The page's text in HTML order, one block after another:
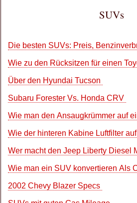
SUVs
Die besten SUVs: Preis,
Wie zu den Rücksitzen für einen
Über den Hyundai Tucson
Subaru Forester Vs. Honda CRV
Wie man den Ansaugkrümmer auf
Wie der hinteren Kabine Luftfilter
Wer macht den Jeep Liberty Diesel
Wie man ein SUV konvertieren Als
2002 Chevy Blazer Specs